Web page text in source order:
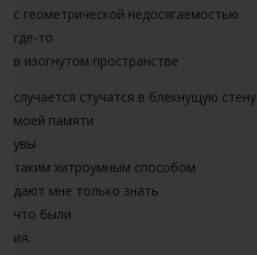
с геометрической недосягаемостью
где-то
в изогнутом пространстве
случается стучатся в блекнущую стену
моей памяти
увы
таким хитроумным способом
дают мне только знать
что были
ия.